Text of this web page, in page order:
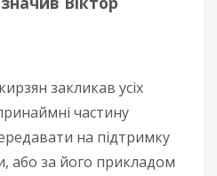
закликав усіх
частину
на підтримку
або за його прикладом